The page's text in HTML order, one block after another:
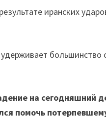
иранских
на сегодняшний
помочь